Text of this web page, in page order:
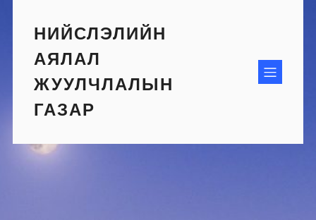
contentНИЙСЛЭЛИЙН
АЯЛАЛ
ЖУУЛЧЛАЛЫН
ГАЗАР